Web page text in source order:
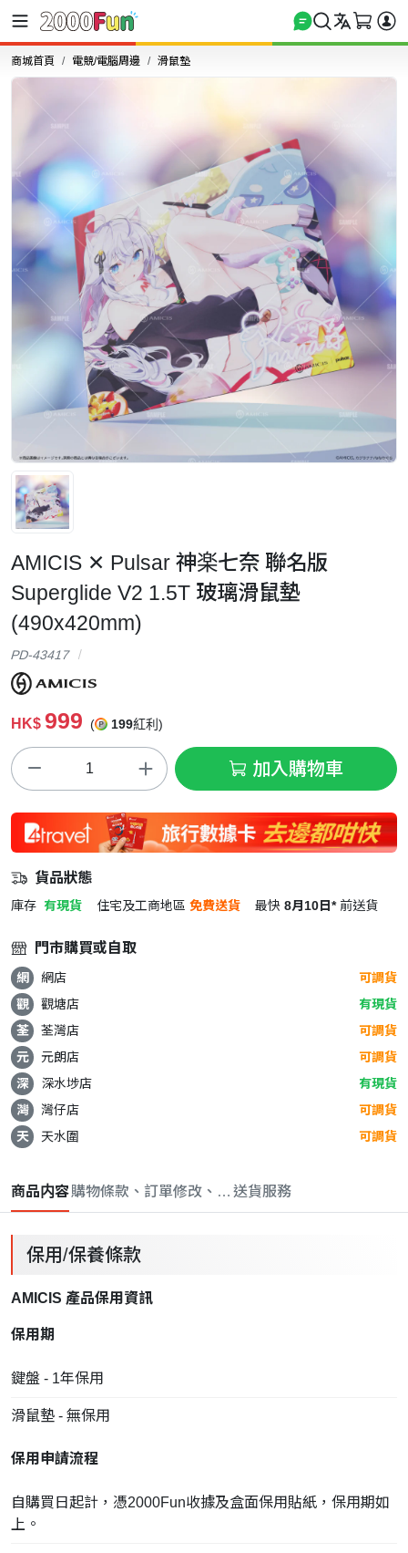
商城首頁 電競/電腦周邊 滑鼠墊
AMICIS ✕ Pulsar 神楽七奈 聯名版
Superglide V2 1.5T 玻璃滑鼠墊
(490x420mm)
PD-43417
HK$ 999 ( 199紅利)
加入購物車
貨品狀態
庫存 有現貨 住宅及工商地區 免費送貨 最快 8月10日* 前送貨
門市購買或自取
網 網店
可調貨
觀
觀塘店
有現貨
荃
荃灣店
可調貨
元
元朗店
可調貨
深
深水埗店
有現貨
灣
灣仔店
可調貨
天
天水圍 可調貨
商品内容購物條款、訂單修改、取消與退款政策
送貨服務
保用/保養條款
AMICIS 產品保用資訊
保用期
鍵盤 - 1年保用
滑鼠墊 - 無保用
保用申請流程
自購買日起計，憑2000Fun收據及盒面保用貼紙，保用期如
上。